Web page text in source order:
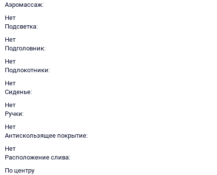
Аэромассаж
Нет
Подсветка
Нет
Подголовник
Нет
Подлокотники
Нет
Сиденье
Нет
Ручки
Нет
Антискользящее покрытие
Нет
Расположение слива
По центру